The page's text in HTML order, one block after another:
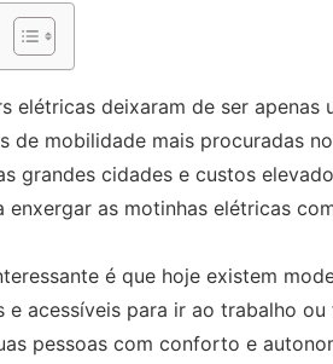
elétricas deixaram de ser apenas
de mobilidade mais procuradas
grandes cidades e custos
enxergar as motinhas elétricas
é que hoje existem
e acessíveis para ir ao trabalho
pessoas com conforto e